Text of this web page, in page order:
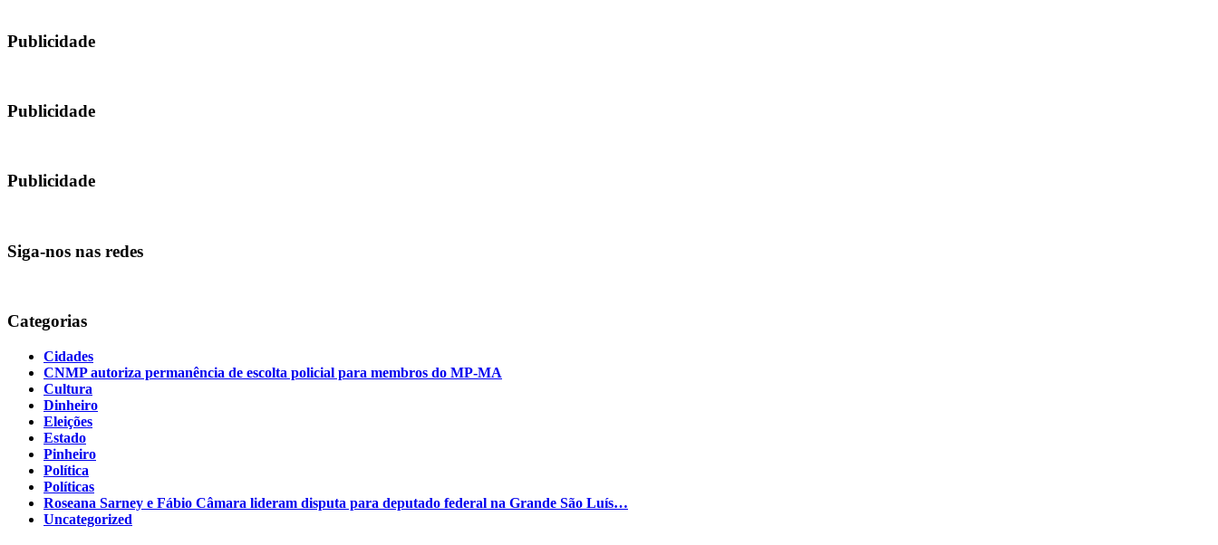
Publicidade
Publicidade
Publicidade
Siga-nos nas redes
Categorias
Cidades
CNMP autoriza permanência de escolta policial para membros do MP-MA
Cultura
Dinheiro
Eleições
Estado
Pinheiro
Política
Políticas
Roseana Sarney e Fábio Câmara lideram disputa para deputado federal na Grande São Luís…
Uncategorized